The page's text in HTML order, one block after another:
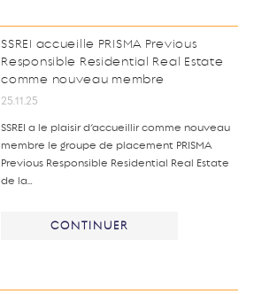
SSREI accueille PRISMA Previous
Responsible Residential Real Estate
comme nouveau membre
25.11.25
SSREI a le plaisir d’accueillir comme nouveau
membre le groupe de placement PRISMA
Previous Responsible Residential Real Estate
de la…
CONTINUER